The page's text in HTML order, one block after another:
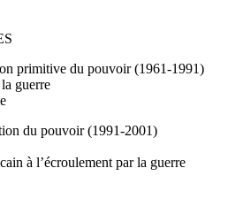
primitive du pouvoir (1961-1991)
guerre
du pouvoir (1991-2001)
à l’écroulement par la guerre